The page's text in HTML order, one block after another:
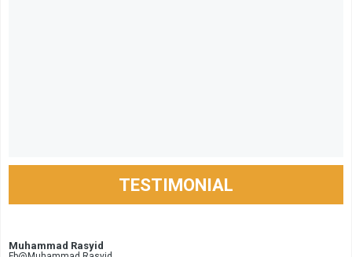
TESTIMONIAL
Muhammad Rasyid